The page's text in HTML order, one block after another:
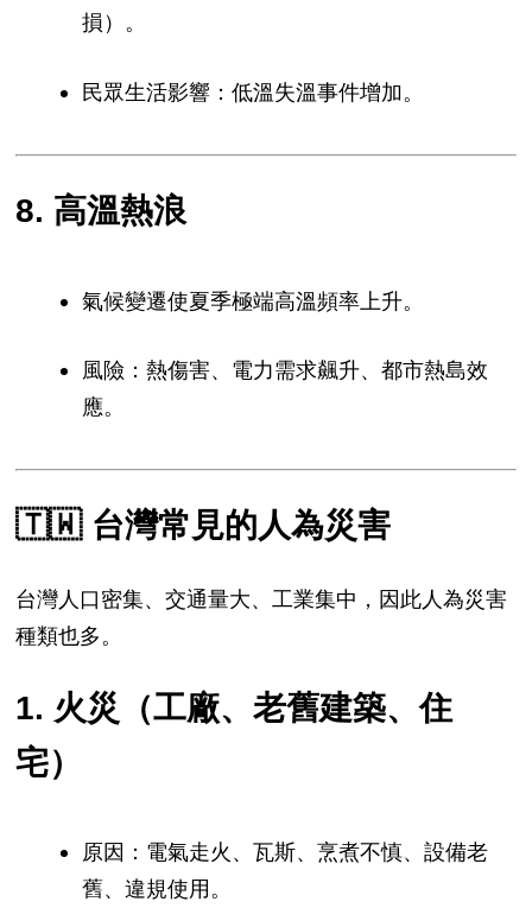
損）。
民眾生活影響：低溫失溫事件增加。
8. 高溫熱浪
氣候變遷使夏季極端高溫頻率上升。
風險：熱傷害、電力需求飆升、都市熱島效
應。
🇹🇼 台灣常見的人為災害
台灣人口密集、交通量大、工業集中，因此人為災害
種類也多。
1. 火災（工廠、老舊建築、住
宅）
原因：電氣走火、瓦斯、烹煮不慎、設備老
舊、違規使用。